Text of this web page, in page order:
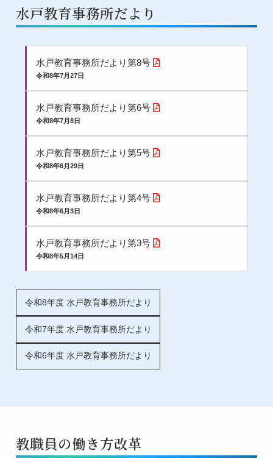
水戸教育事務所だより
水戸教育事務所だより第8号
令和8年7月27日
水戸教育事務所だより第6号
令和8年7月8日
水戸教育事務所だより第5号
令和8年6月29日
水戸教育事務所だより第4号
令和8年6月3日
水戸教育事務所だより第3号
令和8年5月14日
令和8年度 水戸教育事務所だより
令和7年度 水戸教育事務所だより
令和6年度 水戸教育事務所だより
教職員の働き方改革